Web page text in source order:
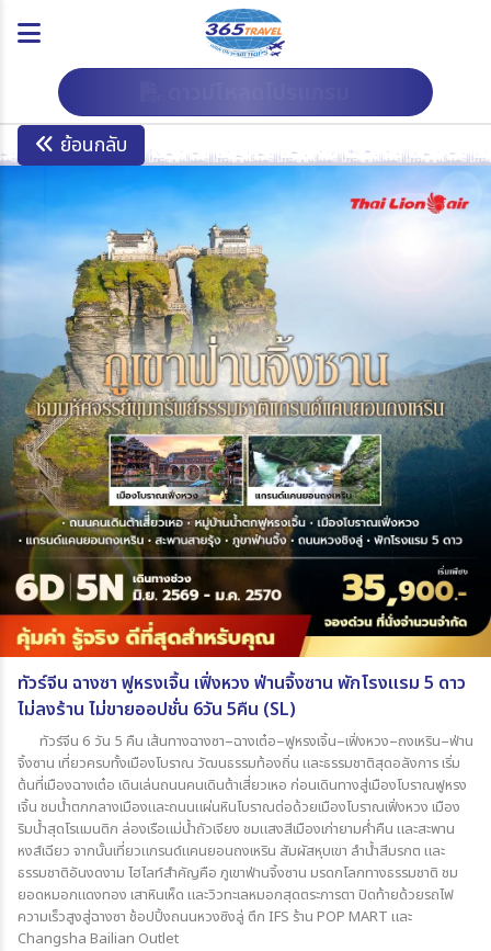
ย้อนกลับ
ทัวร์จีน ฉางซา ฟูหรงเจิ้น เฟิ่งหวง ฟ่านจิ้งซาน พักโรงแรม 5 ดาว
ไม่ลงร้าน ไม่ขายออปชั่น 6วัน 5คืน (SL)
ทัวร์จีน 6 วัน 5 คืน เส้นทางฉางซา–ฉางเต๋อ–ฟูหรงเจิ้น–เฟิ่งหวง–ถงเหริน–ฟ่าน
จิ้งซาน เที่ยวครบทั้งเมืองโบราณ วัฒนธรรมท้องถิ่น และธรรมชาติสุดอลังการ เริ่ม
ต้นที่เมืองฉางเต๋อ เดินเล่นถนนคนเดินต้าเสี่ยวเหอ ก่อนเดินทางสู่เมืองโบราณฟูหรง
เจิ้น ชมน้ำตกกลางเมืองและถนนแผ่นหินโบราณต่อด้วยเมืองโบราณเฟิ่งหวง เมือง
ริมน้ำสุดโรแมนติก ล่องเรือแม่น้ำถัวเจียง ชมแสงสีเมืองเก่ายามค่ำคืน และสะพาน
หงส์เฉียว จากนั้นเที่ยวแกรนด์แคนยอนถงเหริน สัมผัสหุบเขา ลำน้ำสีมรกต และ
ธรรมชาติอันงดงาม ไฮไลท์สำคัญคือ ภูเขาฟ่านจิ้งซาน มรดกโลกทางธรรมชาติ ชม
ยอดหมอกแดงทอง เสาหินเห็ด และวิวทะเลหมอกสุดตระการตา ปิดท้ายด้วยรถไฟ
ความเร็วสูงสู่ฉางซา ช้อปปิ้งถนนหวงซิงลู่ ตึก IFS ร้าน POP MART และ
Changsha Bailian Outlet